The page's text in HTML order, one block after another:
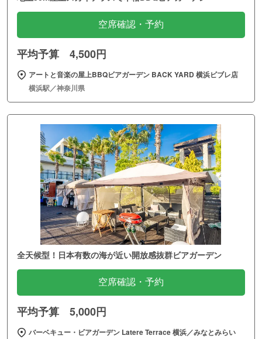
空席確認・予約
平均予算 4,500円
アートと音楽の屋上BBQビアガーデン BACK YARD 横浜ビブレ店
横浜駅／神奈川県
全天候型！日本有数の海が近い開放感抜群ビアガーデン
空席確認・予約
平均予算 5,000円
バーベキュー・ビアガーデン Latere Terrace 横浜／みなとみらい